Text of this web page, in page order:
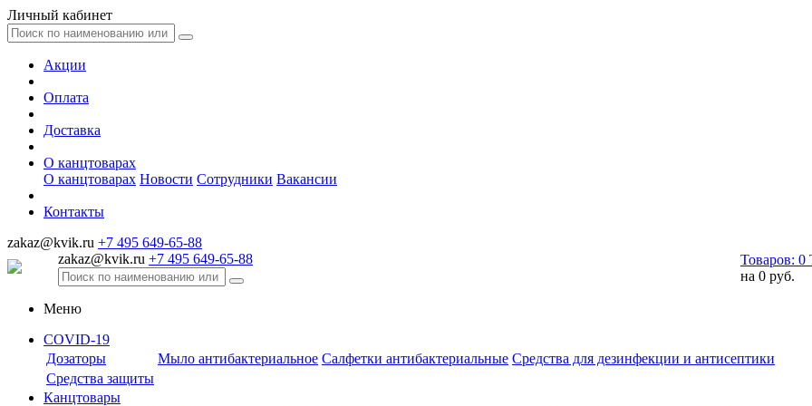
Личный кабинет
Акции
Оплата
Доставка
О канцтоварах
О канцтоварах Новости Сотрудники Вакансии
Контакты
zakaz@kvik.ru +7 495 649-65-88
zakaz@kvik.ru +7 495 649-65-88 Товаров: 0
на 0 руб.
Меню
COVID-19
Дозаторы
Мыло антибактериальное Салфетки антибактериальные Средства для дезинфекции и антисептики
Средства защиты
Канцтовары